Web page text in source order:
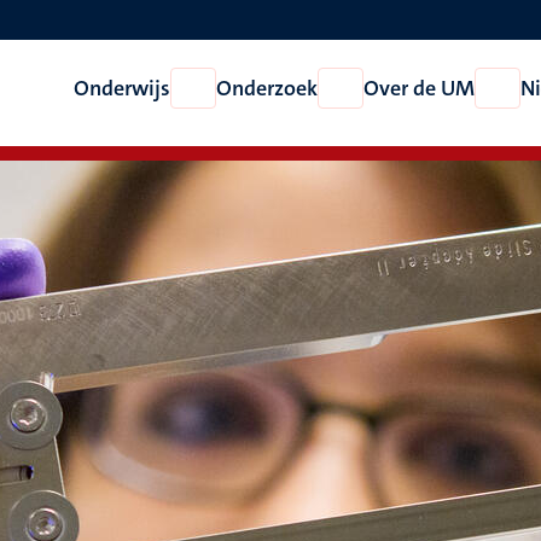
Onderwijs
Open
Onderwijs
Onderzoek
Open
Onderzoek
Over de UM
Open
Over
UM